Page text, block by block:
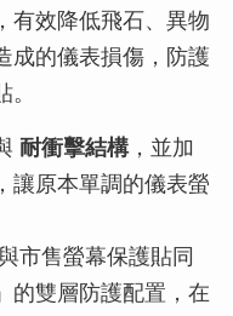
有效降低飛石、異物
成的儀表損傷，防護
耐衝擊結構，並加
讓原本單調的儀表螢
市售螢幕保護貼同
的雙層防護配置，在